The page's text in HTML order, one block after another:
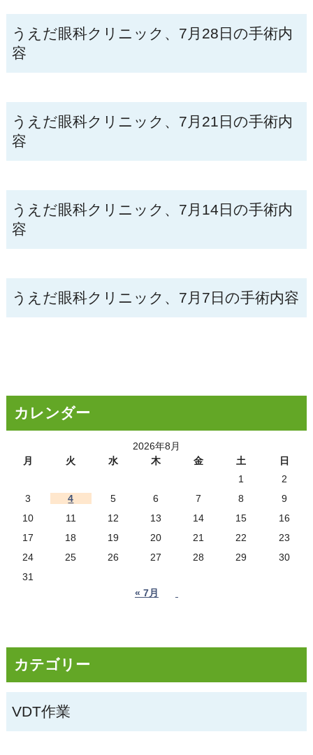
うえだ眼科クリニック、7月28日の手術内
容
うえだ眼科クリニック、7月21日の手術内
容
うえだ眼科クリニック、7月14日の手術内
容
うえだ眼科クリニック、7月7日の手術内容
カレンダー
2026年8月
月
火 水 木 金 土
日
1
2
3
4 5 6 7 8
9
10
11 12 13 14 15
16
17
18 19 20 21 22
23
24
25 26 27 28 29
30
31
« 7月
カテゴリー
VDT作業